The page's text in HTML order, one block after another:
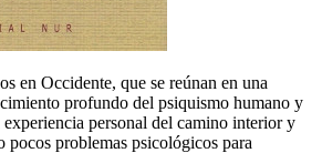
en Occidente, que se reúnan en una
profundo del psiquismo humano y
personal del camino interior y
pocos problemas psicológicos para